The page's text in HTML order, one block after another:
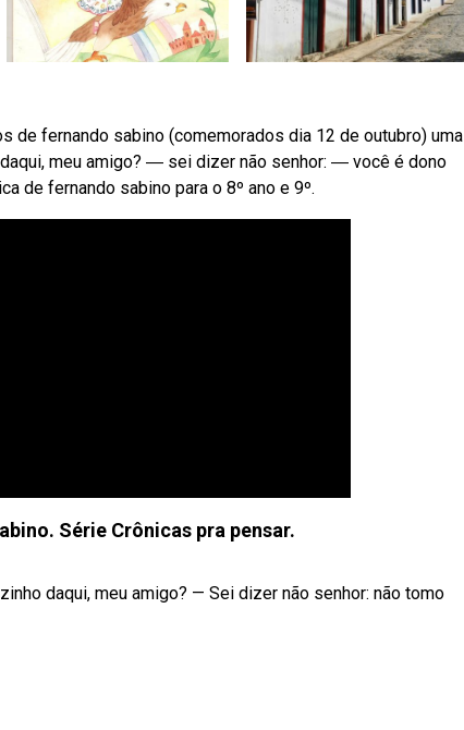
de fernando sabino (comemorados dia 12 de outubro) uma
meu amigo? ― sei dizer não senhor: ― você é dono
de fernando sabino para o 8º ano e 9º.
Série Crônicas pra pensar.
daqui, meu amigo? — Sei dizer não senhor: não tomo